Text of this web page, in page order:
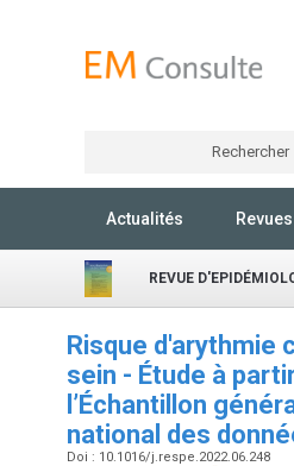
Rechercher
Actualités Revues
REVUE
Risque d'arythmie
sein - Étude à
l’Échantillon
national des
Doi : 10.1016/j.respe.2022.06.248